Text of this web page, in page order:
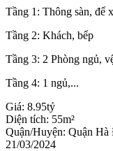
Tầng 1: Thông sàn, để
Tầng 2: Khách, bếp
Tầng 3: 2 Phòng ngủ,
Tầng 4: 1 ngủ,...
Giá: 8.95tỷ
Diện tích: 55m²
Quận/Huyện: Quận Hà
21/03/2024